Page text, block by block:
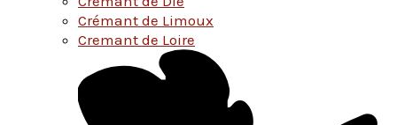
Crémant de Limoux
Cremant de Loire